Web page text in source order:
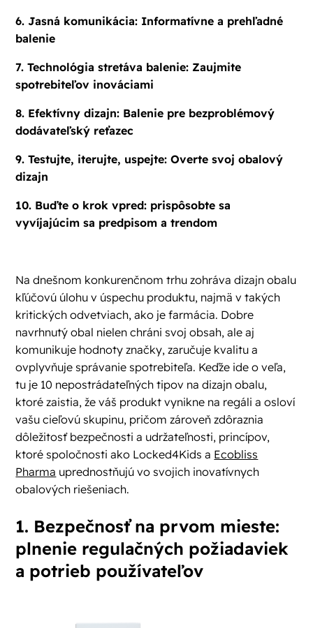
6. Jasná komunikácia: Informatívne a prehľadné
balenie
7. Technológia stretáva balenie: Zaujmite
spotrebiteľov inováciami
8. Efektívny dizajn: Balenie pre bezproblémový
dodávateľský reťazec
9. Testujte, iterujte, uspejte: Overte svoj obalový
dizajn
10. Buďte o krok vpred: prispôsobte sa
vyvíjajúcim sa predpisom a trendom
Na dnešnom konkurenčnom trhu zohráva dizajn obalu
kľúčovú úlohu v úspechu produktu, najmä v takých
kritických odvetviach, ako je farmácia. Dobre
navrhnutý obal nielen chráni svoj obsah, ale aj
komunikuje hodnoty značky, zaručuje kvalitu a
ovplyvňuje správanie spotrebiteľa. Keďže ide o veľa,
tu je 10 nepostrádateľných tipov na dizajn obalu,
ktoré zaistia, že váš produkt vynikne na regáli a osloví
vašu cieľovú skupinu, pričom zároveň zdôraznia
dôležitosť bezpečnosti a udržateľnosti, princípov,
ktoré spoločnosti ako Locked4Kids a Ecobliss
Pharma uprednostňujú vo svojich inovatívnych
obalových riešeniach.
1. Bezpečnosť na prvom mieste:
plnenie regulačných požiadaviek
a potrieb používateľov